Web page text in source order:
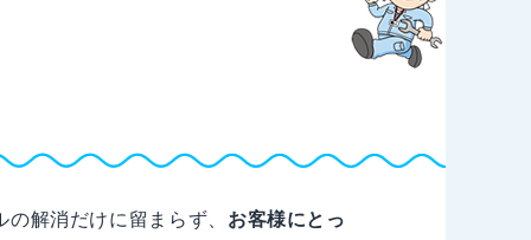
解消だけに留まらず、 お客様にとっ